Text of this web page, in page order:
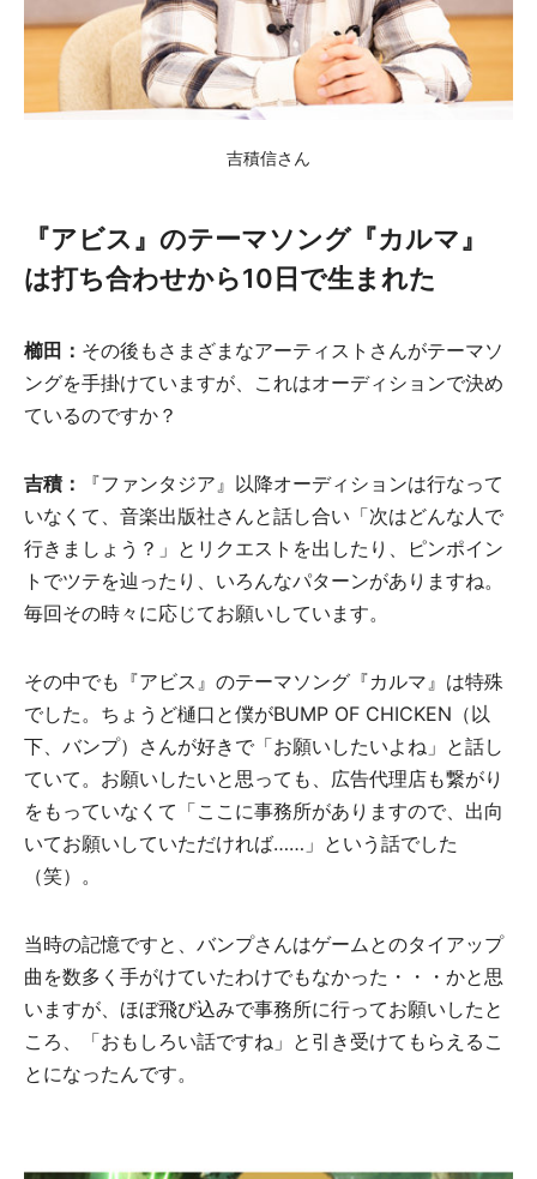
吉積信さん
『アビス』のテーマソング『カルマ』
は打ち合わせから10日で生まれた
櫛田： その後もさまざまなアーティストさんがテーマソ
ングを手掛けていますが、これはオーディションで決め
ているのですか？
吉積：
『ファンタジア』以降オーディションは行なって
いなくて、音楽出版社さんと話し合い「次はどんな人で
行きましょう？」とリクエストを出したり、ピンポイン
トでツテを辿ったり、いろんなパターンがありますね。
毎回その時々に応じてお願いしています。
その中でも『アビス』のテーマソング『カルマ』は特殊
でした。ちょうど樋口と僕がBUMP OF CHICKEN（以
下、バンプ）さんが好きで「お願いしたいよね」と話し
ていて。お願いしたいと思っても、広告代理店も繋がり
をもっていなくて「ここに事務所がありますので、出向
いてお願いしていただければ……」という話でした
（笑）。
当時の記憶ですと、バンプさんはゲームとのタイアップ
曲を数多く手がけていたわけでもなかった・・・かと思
いますが、ほぼ飛び込みで事務所に行ってお願いしたと
ころ、「おもしろい話ですね」と引き受けてもらえるこ
とになったんです。